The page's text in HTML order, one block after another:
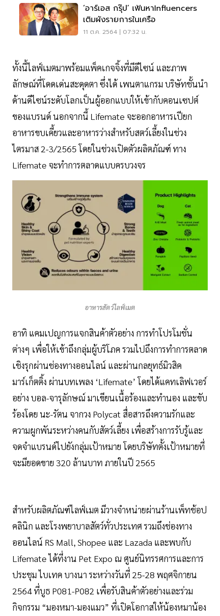
‘อาร์เอส กรุ๊ป’ เฟ้นหาInfluencers
เติมผังรายการในเครือ
11 ต.ค. 2564 | 07:32 น.
ทั้งนี้ไลฟ์เมตมาพร้อมแพ็คเกจจิ้งที่มีดีไซน์ และภาพ
ลักษณ์ที่โดดเด่นสะดุดตา ซึ่งได้ เพนตาแกรม บริษัทชั้นนำ
ด้านดีไซน์ระดับโลกเป็นผู้ออกแบบให้เข้ากับคอนเซปต์
ของแบรนด์ นอกจากนี้ Lifemate จะออกอาหารเปียก
อาหารขบเคี้ยวและอาหารว่างสำหรับสตว์เลี้ยงในช่วง
ไตรมาส 2-3/2565 โดยในช่วงเปิดตัวผลิตภัณฑ์ ทาง
Lifemate จะทำการตลาดแบบครบวงจร
อาหารสัตว์ไลฟ์เมต
อาทิ แคมเปญการแจกสินค้าตัวอย่าง การทำโปรโมชั่น
ต่างๆ เพื่อให้เข้าถึงกลุ่มผู้บริโภค รวมไปถึงการทำการตลาด
เชิงรุกผ่านช่องทางออนไลน์ และผ่านกลยุทธ์มิวสิค
มาร์เก็ตติ้ง ผ่านบทเพลง ‘Lifemate’ โดยได้แคทเลิฟเวอร์
อย่าง บอล-จารุลักษณ์ มาเขียนเนื้อร้องและทำนอง และขับ
ร้องโดย นะ-รัตน จากวง Polycat สื่อสารถึงความรักและ
ความผูกพันระหว่างคนกับสัตว์เลี้ยง เพื่อสร้างการรับรู้และ
จดจำแบรนด์ไปยังกลุ่มเป้าหมาย โดยบริษัทตั้งเป้าหมายที่
จะมียอดขาย 320 ล้านบาท ภายในปี 2565
สำหรับผลิตภัณฑ์ไลฟ์เมต มีวางจำหน่ายผ่านร้านเพ็ทช้อป
คลินิก และโรงพยาบาลสัตว์ทั่วประเทศ รวมถึงช่องทาง
ออนไลน์ RS Mall, Shopee และ Lazada และพบกับ
Lifemate ได้ที่งาน Pet Expo ณ ศูนย์นิทรรศการและการ
ประชุม ไบเทค บางนา ระหว่างวันที่ 25-28 พฤศจิกายน
2564 ที่บูธ P081-P082 เพื่อรับสินค้าตัวอย่างและร่วม
กิจกรรม “มองหมา-มองแมว” ที่เปิดโอกาสให้น้องหมาน้อง